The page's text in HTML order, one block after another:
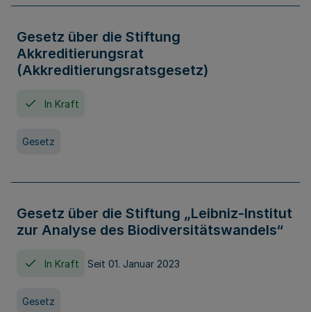
Gesetz über die Stiftung
Akkreditierungsrat
(Akkreditierungsratsgesetz)
In Kraft
Gesetz
Gesetz über die Stiftung „Leibniz-Institut
zur Analyse des Biodiversitätswandels“
In Kraft Seit 01. Januar 2023
Gesetz